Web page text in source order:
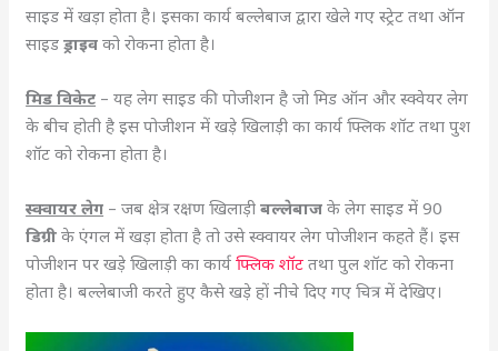
साइड में खड़ा होता है। इसका कार्य बल्लेबाज द्वारा खेले गए स्ट्रेट तथा ऑन
साइडड्राइव को रोकना होता है।
मिड विकेट – यह लेग साइड की पोजीशन है जो मिड ऑन और स्क्वेयर लेग
के बीच होती है इस पोजीशन में खड़े खिलाड़ी का कार्य फ्लिक शॉट तथा पुश
शॉट को रोकना होता है।
स्क्वायर लेग – जब क्षेत्र रक्षण खिलाड़ीबल्लेबाजके लेग साइड में 90
डिग्रीके एंगल में खड़ा होता है तो उसे स्क्वायर लेग पोजीशन कहते हैं। इस
पोजीशन पर खड़े खिलाड़ी का कार्यफ्लिक शॉट तथा पुल शॉट को रोकना
होता है। बल्लेबाजी करते हुए कैसे खड़े हों नीचे दिए गए चित्र में देखिए।